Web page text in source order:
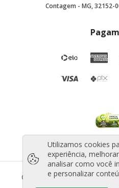
Contagem - MG, 32152-
©2025 Todos os direitos
Utilizamos cookies
experiência,
analisar como você
e personalizar